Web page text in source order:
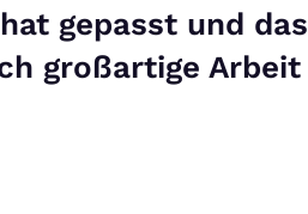
gepasst und das
großartige Arbeit